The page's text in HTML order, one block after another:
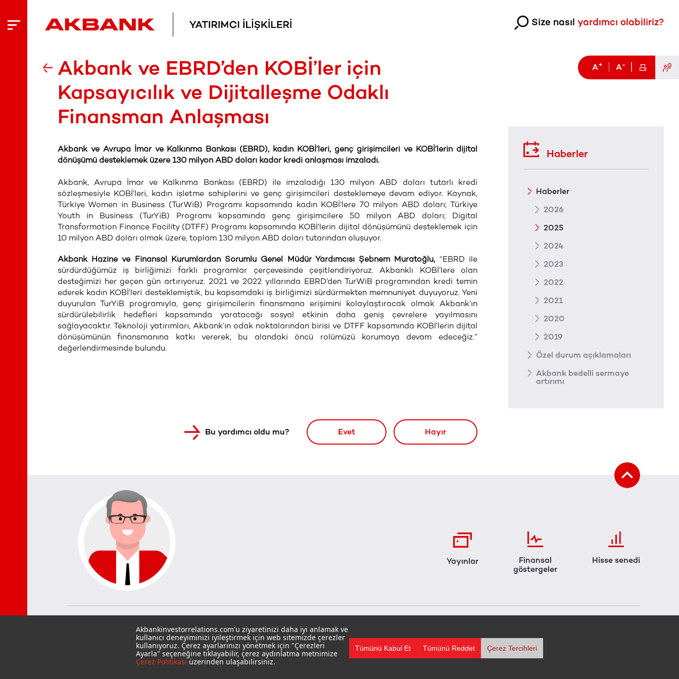
Size nasıl yardımcı olabiliriz?
Akbank ve EBRD’den KOBİ’ler için
Kapsayıcılık ve Dijitalleşme Odaklı
Finansman Anlaşması
Akbank ve Avrupa İmar ve Kalkınma Bankası (EBRD), kadın KOBİ’leri, genç girişimcileri ve KOBİ’lerin dijital
dönüşümü desteklemek üzere 130 milyon ABD doları kadar kredi anlaşması imzaladı.
Akbank, Avrupa İmar ve Kalkınma Bankası (EBRD) ile imzaladığı 130 milyon ABD doları tutarlı kredi
sözleşmesiyle KOBİ’leri, kadın işletme sahiplerini ve genç girişimcileri desteklemeye devam ediyor. Kaynak,
Türkiye Women in Business (TurWiB) Programı kapsamında kadın KOBİ’lere 70 milyon ABD doları; Türkiye
Youth in Business (TurYiB) Programı kapsamında genç girişimcilere 50 milyon ABD doları; Digital
Transformation Finance Facility (DTFF) Programı kapsamında KOBİ’lerin dijital dönüşümünü desteklemek için
10 milyon ABD doları olmak üzere, toplam 130 milyon ABD doları tutarından oluşuyor.
Akbank Hazine ve Finansal Kurumlardan Sorumlu Genel Müdür Yardımcısı Şebnem Muratoğlu, “EBRD ile
sürdürdüğümüz iş birliğimizi farklı programlar çerçevesinde çeşitlendiriyoruz. Akbanklı KOBİ’lere olan
desteğimizi her geçen gün artırıyoruz. 2021 ve 2022 yıllarında EBRD’den TurWiB programından kredi temin
ederek kadın KOBİ’leri desteklemiştik, bu kapsamdaki iş birliğimizi sürdürmekten memnuniyet duyuyoruz. Yeni
duyurulan TurYiB programıyla, genç girişimcilerin finansmana erişimini kolaylaştıracak olmak Akbank’ın
sürdürülebilirlik hedefleri kapsamında yaratacağı sosyal etkinin daha geniş çevrelere yayılmasını
sağlayacaktır. Teknoloji yatırımları, Akbank’ın odak noktalarından birisi ve DTFF kapsamında KOBİ’lerin dijital
dönüşümünün finansmanına katkı vererek, bu alandaki öncü rolümüzü korumaya devam edeceğiz.”
değerlendirmesinde bulundu.
Bu yardımcı oldu mu? Evet Hayır
A+ A-
Haberler
Haberler
2026
2025
2024
2023
2022
2021
2020
2019
Özel durum açıklamaları
Akbank bedelli sermaye
artırımı
Yayınlar
Finansal
göstergeler
Hisse senedi
ANA SAYFA KULLANIM KOŞULLARI
Akbankinvestorrelations.com'u ziyaretinizi daha iyi anlamak ve
kullanıcı deneyiminizi iyileştirmek için web sitemizde çerezler
kullanıyoruz. Çerez ayarlarınızı yönetmek için "Çerezleri
Ayarla" seçeneğine tıklayabilir, çerez aydınlatma metnimize
Çerez Politikasıüzerinden ulaşabilirsiniz.
Tümünü Kabul Et Tümünü Reddet Çerez Tercihleri